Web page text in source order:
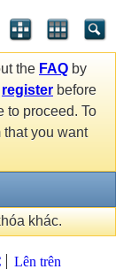
the FAQ by
register before
to proceed. To
that you want
khác.
Lên trên